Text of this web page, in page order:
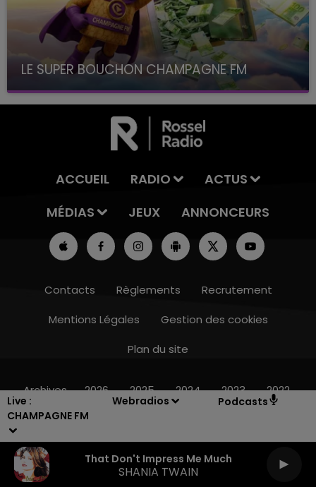
Live :
CHAMPAGNE FM
Webradios Podcasts
That Don't Impress Me Much
SHANIA TWAIN
LE SUPER BOUCHON CHAMPAGNE FM
avec La Famille Champagne FM, à 8H10
ACCUEIL RADIO
ACTUS
MÉDIAS
JEUX ANNONCEURS
Contacts Règlements
Recrutement
Mentions Légales
Gestion des cookies
Plan du site
Archives 2026 2025 2024 2023 2022